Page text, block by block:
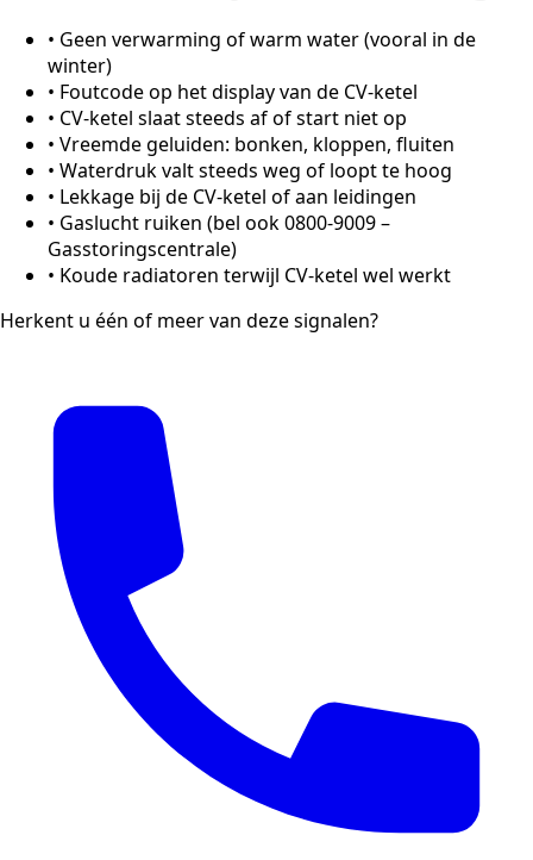
• Geen verwarming of warm water (vooral in de
winter)
• Foutcode op het display van de CV-ketel
• CV-ketel slaat steeds af of start niet op
• Vreemde geluiden: bonken, kloppen, fluiten
• Waterdruk valt steeds weg of loopt te hoog
• Lekkage bij de CV-ketel of aan leidingen
• Gaslucht ruiken (bel ook 0800-9009 –
Gasstoringscentrale)
• Koude radiatoren terwijl CV-ketel wel werkt
Herkent u één of meer van deze signalen?